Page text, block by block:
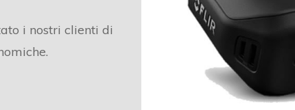
i nostri clienti di